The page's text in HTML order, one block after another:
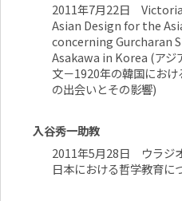
2011年7月22日
Asian Design for the
concerning Gurcharan
Asakawa in Korea (アジ
文－1920年の韓国にお
の出会いとその影響)
入谷秀一助教
2011年5月28日 ウラジ
日本における哲学教育に